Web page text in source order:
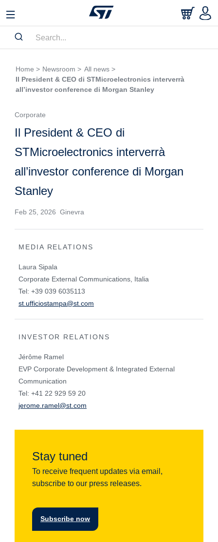
Home > Newsroom > All news >
Il President & CEO di STMicroelectronics interverrà
all’investor conference di Morgan Stanley
Corporate
Il President & CEO di
STMicroelectronics interverrà
all’investor conference di Morgan
Stanley
Feb 25, 2026 Ginevra
MEDIA RELATIONS
Laura Sipala
Corporate External Communications, Italia
Tel: +39 039 6035113
st.ufficiostampa@st.com
INVESTOR RELATIONS
Jérôme Ramel
EVP Corporate Development & Integrated External
Communication
Tel: +41 22 929 59 20
jerome.ramel@st.com
Stay tuned
To receive frequent updates via email,
subscribe to our press releases.
Subscribe now